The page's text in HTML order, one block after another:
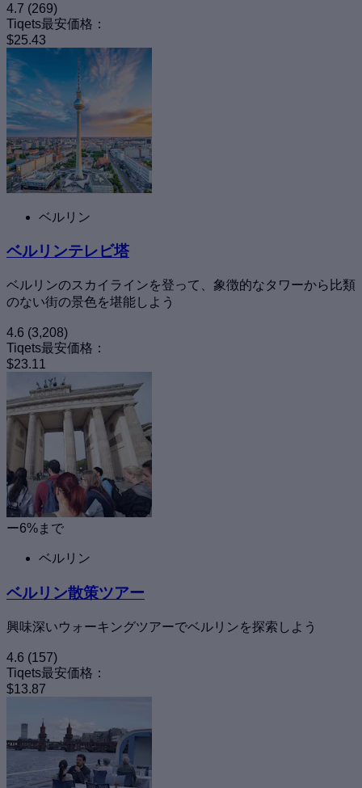
4.7 (269)
Tiqets最安価格：
$25.43
ベルリン
ベルリンテレビ塔
ベルリンのスカイラインを登って、象徴的なタワーから比類
のない街の景色を堪能しよう
4.6 (3,208)
Tiqets最安価格：
$23.11
ー6%まで
ベルリン
ベルリン散策ツアー
興味深いウォーキングツアーでベルリンを探索しよう
4.6 (157)
Tiqets最安価格：
$13.87